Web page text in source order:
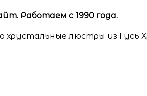
Работаем с 1990 года.
хрустальные люстры из Гусь